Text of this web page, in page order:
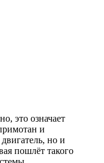
это означает
и
но и
пошлёт такого